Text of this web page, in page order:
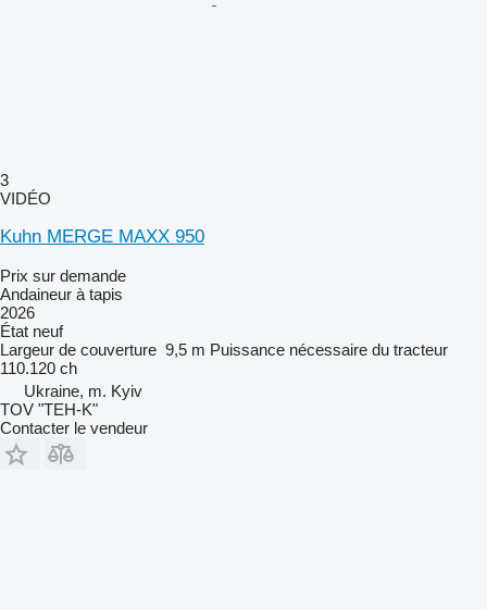
3
VIDÉO
Kuhn MERGE MAXX 950
Prix sur demande
Andaineur à tapis
2026
État neuf
Largeur de couverture 9,5 m Puissance nécessaire du tracteur
110.120 ch
Ukraine, m. Kyiv
TOV "TEH-K"
Contacter le vendeur